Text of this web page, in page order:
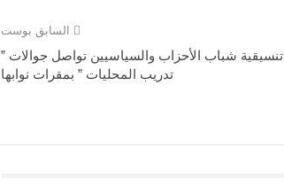
السابق بوست
تنسيقية شباب الأحزاب والسياسيين تواصل جوالات ”
تدريب المحليات ” بمقرات نوابها